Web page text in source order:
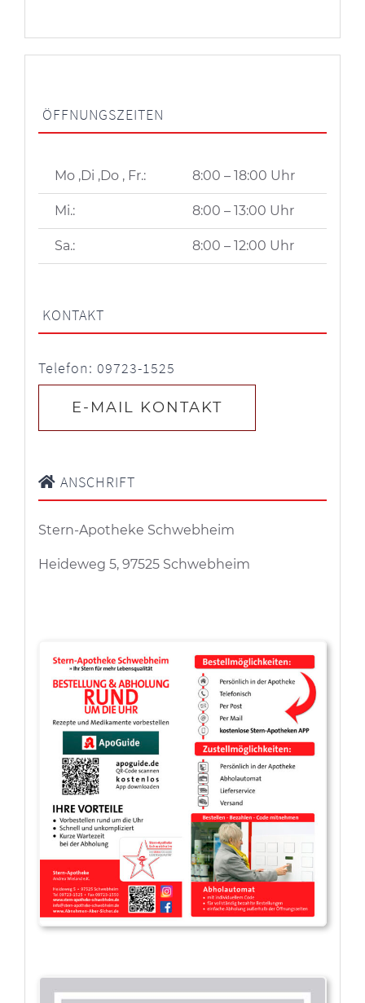
ÖFFNUNGSZEITEN
Mo ,Di ,Do , Fr.: 8:00 – 18:00 Uhr
Mi.: 8:00 – 13:00 Uhr
Sa.: 8:00 – 12:00 Uhr
KONTAKT
Telefon: 09723-1525
E-MAIL KONTAKT
ANSCHRIFT
Stern-Apotheke Schwebheim
Heideweg 5, 97525 Schwebheim